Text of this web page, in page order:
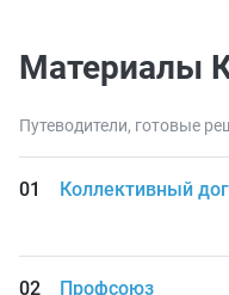
Материалы
Путеводители, готовые
Коллективный
Профсоюз